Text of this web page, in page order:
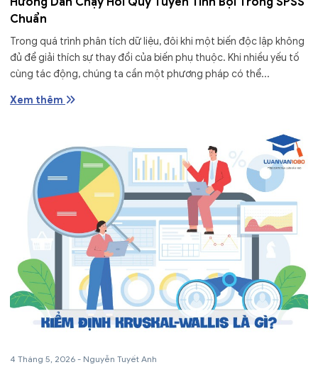
Chuẩn
Trong quá trình phân tích dữ liệu, đôi khi một biến độc lập không
đủ để giải thích sự thay đổi của biến phụ thuộc. Khi nhiều yếu tố
cùng tác động, chúng ta cần một phương pháp có thể...
Xem thêm
4 Tháng 5, 2026 - Nguyễn Tuyết Anh